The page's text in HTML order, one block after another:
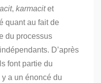
, karmacitet
quant au fait de
du processus
D’après
font partie du
a un énoncé du